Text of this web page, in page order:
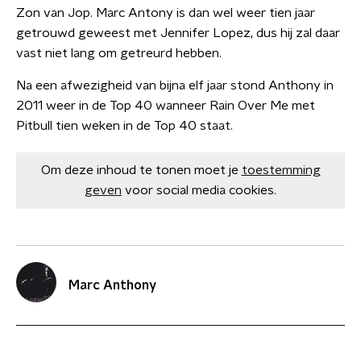
Zon van Jop. Marc Antony is dan wel weer tien jaar
getrouwd geweest met Jennifer Lopez, dus hij zal daar
vast niet lang om getreurd hebben.
Na een afwezigheid van bijna elf jaar stond Anthony in
2011 weer in de Top 40 wanneer Rain Over Me met
Pitbull tien weken in de Top 40 staat.
Om deze inhoud te tonen moet je toestemming
geven voor social media cookies.
Marc Anthony